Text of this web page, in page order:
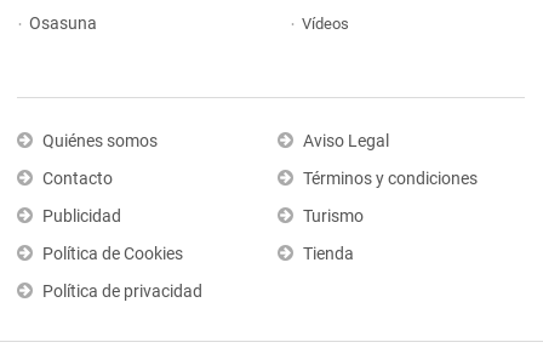
Osasuna
Vídeos
Quiénes somos
Contacto
Publicidad
Política de Cookies
Política de privacidad
Aviso Legal
Términos y condiciones
Turismo
Tienda